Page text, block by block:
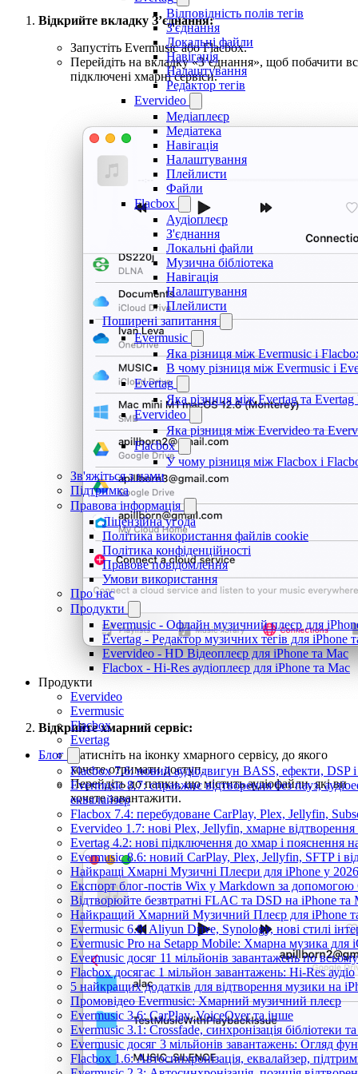
Відповідність полів тегів
З'єднання
Локальні файли
Навігація
Налаштування
Редактор тегів
Evervideo
Медіаплеєр
Медіатека
Навігація
Налаштування
Плейлисти
Файли
Flacbox
Аудіоплеєр
З'єднання
Локальні файли
Музична бібліотека
Навігація
Налаштування
Плейлисти
Поширені запитання
Evermusic
Яка різниця між Evermusic і
В чому різниця між Evermusic і
Evertag
Яка різниця між Evertag та Evertag
Evervideo
Яка різниця між Evervideo та
Flacbox
У чому різниця між Flacbox і
Зв'яжіться з нами
Підтримка
Правова інформація
Ліцензійна угода
Політика використання файлів cookie
Політика конфіденційності
Правове повідомлення
Умови використання
Про нас
Продукти
Evermusic - Офлайн музичний плеєр для
Evertag - Редактор музичних тегів для iPhone
Evervideo - HD Відеоплеєр для iPhone та Mac
Flacbox - Hi-Res аудіоплеєр для iPhone та Mac
Продукти
Evervideo
Evermusic
Flacbox
Evertag
Блог
Flacbox 7.6: новий аудіодвигун BASS, ефекти, DSP
Evermusic 8.7: справжнє відтворення без пауз,
еквалайзер
Flacbox 7.4: перебудоване CarPlay, Plex, Jellyfin,
Evervideo 1.7: нові Plex, Jellyfin, хмарне відтворення
Evertag 4.2: нові підключення до хмар і пояснення
Evermusic 8.6: новий CarPlay, Plex, Jellyfin, SFTP і
Найкращі Хмарні Музичні Плеєри для iPhone у
Експорт блог-постів Wix у Markdown за
Відтворюйте безвтратні FLAC та DSD на iPhone та
Найкращий Хмарний Музичний Плеєр для iPhone
Evermusic 6.8: Aliyun Drive, Synology, нові стилі
Evermusic Pro на Setapp Mobile: Хмарна музика для
Evermusic досяг 11 мільйонів завантажень по всьому
Flacbox досягає 1 мільйон завантажень: Hi-Res аудіо
5 найкращих додатків для відтворення музики на
Промовідео Evermusic: Хмарний музичний плеєр
Evermusic 3.6: CarPlay, VoiceOver та інше
Evermusic 3.1: Crossfade, синхронізація бібліотеки
Evermusic досяг 3 мільйонів завантажень: Огляд
Flacbox 1.6: Автосинхронізація, еквалайзер,
Відкрийте вкладку З’єднання:
Запустіть Evermusic або Flacbox.
Перейдіть на вкладку «З’єднання», щоб побачити
підключені хмарні сервіси.
Відкрийте хмарний сервіс:
Натисніть на іконку хмарного сервісу, до якого
хочете отримати доступ.
Перейдіть до папки, що містить аудіофайли, які ви
хочете завантажити.